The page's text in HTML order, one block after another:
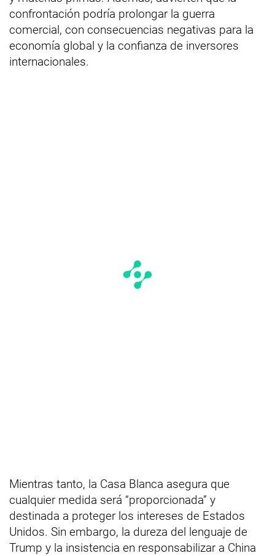
confrontación podría prolongar la guerra
comercial, con consecuencias negativas para la
economía global y la confianza de inversores
internacionales.
Mientras tanto, la Casa Blanca asegura que
cualquier medida será “proporcionada” y
destinada a proteger los intereses de Estados
Unidos. Sin embargo, la dureza del lenguaje de
Trump y la insistencia en responsabilizar a China